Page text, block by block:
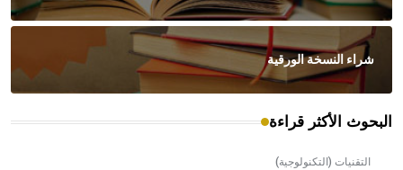
شراء النسخة الورقية
البحوث الأكثر قراءة
التقنيات (التكنولوجية)